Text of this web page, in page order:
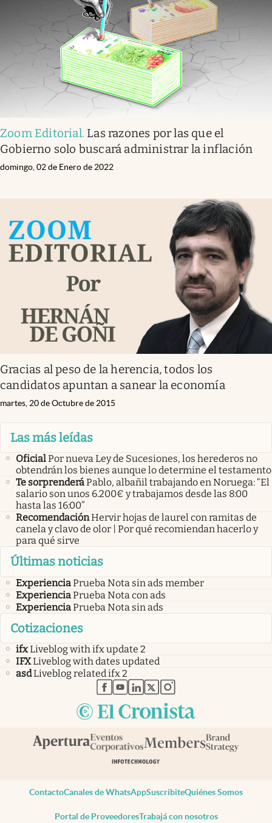
Zoom Editorial. Las razones por las que el
Gobierno solo buscará administrar la inflación
domingo, 02 de Enero de 2022
Gracias al peso de la herencia, todos los
candidatos apuntan a sanear la economía
martes, 20 de Octubre de 2015
Las más leídas
OficialPor nueva Ley de Sucesiones, los herederos no
obtendrán los bienes aunque lo determine el testamento
Te sorprenderáPablo, albañil trabajando en Noruega: “El
salario son unos 6.200€ y trabajamos desde las 8:00
hasta las 16:00”
RecomendaciónHervir hojas de laurel con ramitas de
canela y clavo de olor | Por qué recomiendan hacerlo y
para qué sirve
Últimas noticias
ExperienciaPrueba Nota sin ads member
ExperienciaPrueba Nota con ads
ExperienciaPrueba Nota sin ads
Cotizaciones
ifxLiveblog with ifx update 2
IFXLiveblog with dates updated
asdLiveblog related ifx 2
abre en nueva pestaña
abre en nueva pestaña
abre en nueva pestaña
abre en nueva pestaña
abre en nueva pestaña
ContactoCanales de WhatsAppSuscribiteQuiénes Somos
Portal de ProveedoresTrabajá con nosotros